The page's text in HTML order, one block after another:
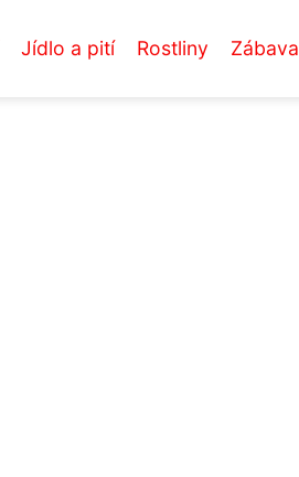
Jídlo a pití Rostliny Zábava